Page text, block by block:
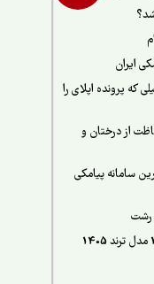
ایران
که پرونده اپلای را
از درختان و
ایران [4 تا از بهترین سامانه پیامکی
رشت